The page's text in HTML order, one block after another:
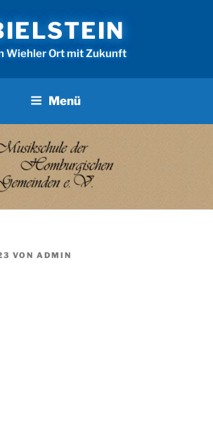
Wiehler Ort mit Zukunft
Menü
VON ADMIN